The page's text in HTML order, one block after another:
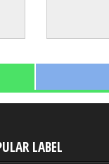
LABEL